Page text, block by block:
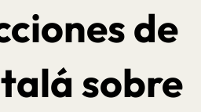
de
sobre